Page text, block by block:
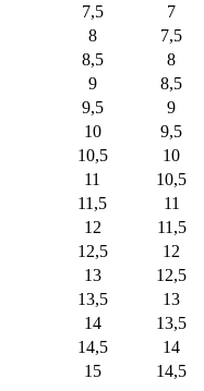
7,5
7
8
7,5
8,5
8
9
8,5
9,5
9
10
9,5
10,5
10
11
10,5
11,5
11
12
11,5
12,5
12
13
12,5
13,5
13
14
13,5
14,5
14
15
14,5